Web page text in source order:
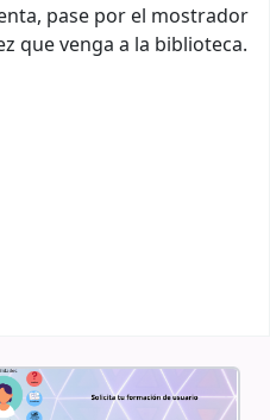
pase por el mostrador
que venga a la biblioteca.